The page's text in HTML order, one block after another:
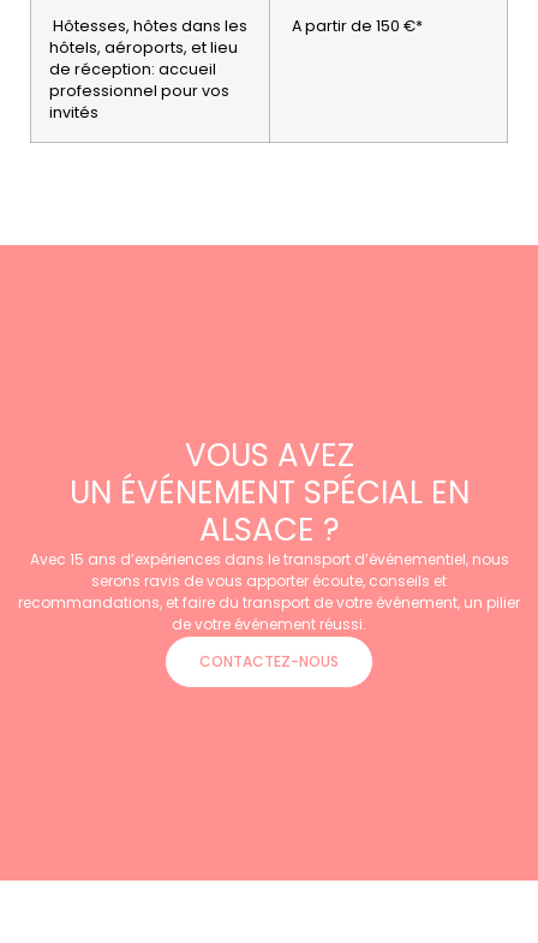
Hôtesses, hôtes dans les
hôtels, aéroports, et lieu
de réception: accueil
professionnel pour vos
invités
A partir de 150 €*
VOUS AVEZ
UN ÉVÉNEMENT SPÉCIAL EN
ALSACE ?
Avec 15 ans d’expériences dans le transport d’événementiel, nous
serons ravis de vous apporter écoute, conseils et
recommandations, et faire du transport de votre événement, un pilier
de votre événement réussi.
CONTACTEZ-NOUS